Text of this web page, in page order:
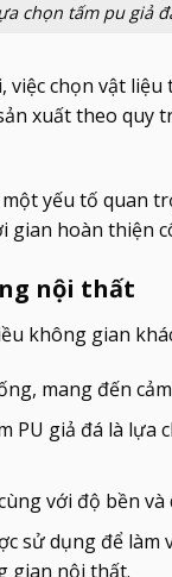
chọn tấm pu giả
việc chọn vật
xuất theo
yếu tố quan
hoàn thiện
nội thất
không gian
mang đến
PU giả đá là
với độ bền và
sử dụng để
gian nội thất.